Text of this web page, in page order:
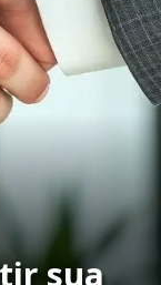
sua